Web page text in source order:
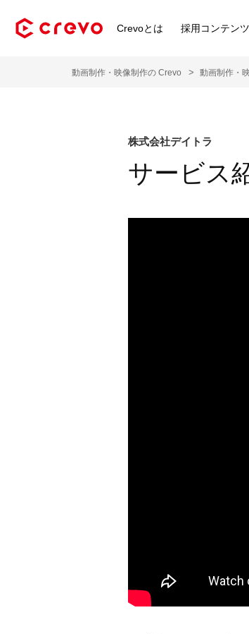
Crevoとは 採用コンテン
動画制作・映像制作の Crevo 動画制作・
サービス
株式会社デイトラ